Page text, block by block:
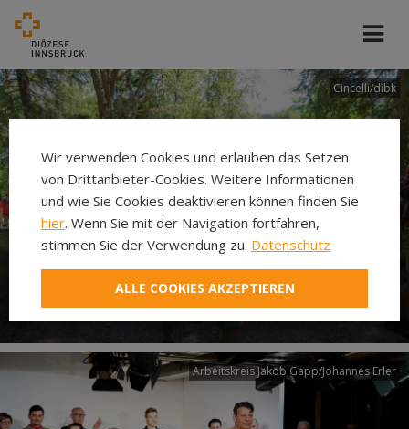
Cincelli/dibk
Neuer Pilgerweg Via
Laudato si’
Arbeitskreis Jakob Gapp/Johannes Erler
Wir verwenden Cookies und erlauben das Setzen
von Drittanbieter-Cookies. Weitere Informationen
und wie Sie Cookies deaktivieren können finden Sie
hier. Wenn Sie mit der Navigation fortfahren,
stimmen Sie der Verwendung zu. Datenschutz
ALLE COOKIES AKZEPTIEREN